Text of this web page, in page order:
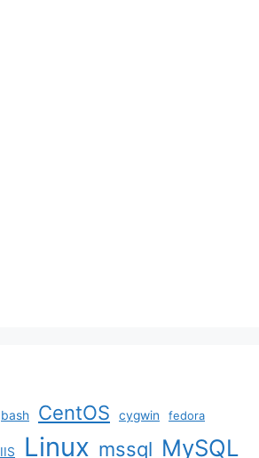
bash CentOS cygwin fedora
IIS Linux mssql MySQL